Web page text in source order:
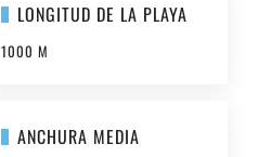
LONGITUD DE LA PLAYA
1000 M
ANCHURA MEDIA